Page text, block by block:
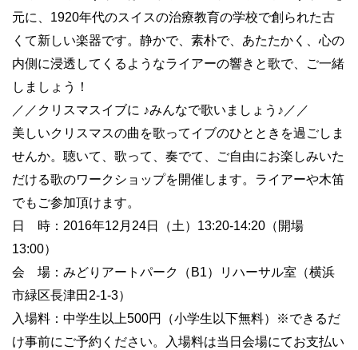
元に、 1920年代のスイスの治療教育の学校で創られた古
くて新しい楽器です。静かで、素朴で、あたたかく、心の
内側に浸透してくるようなライアーの響きと歌で、ご一緒
しましょう！
／／クリスマスイブに ♪みんなで歌いましょう♪／／
美しいクリスマスの曲を歌ってイブのひとときを過ごしま
せんか。聴いて、歌って、奏でて、ご自由にお楽しみいた
だける歌のワークショップを開催します。ライアーや木笛
でもご参加頂けます。
日 時： 2016年12 月 24日（土） 13:20-14:20 （開場
13:00）
会 場：みどりアートパーク（ B1）リハーサル室（横浜
市緑区長津田 2-1-3）
入場料：中学生以上500円（小学生以下無料）※できるだ
け事前にご予約ください。入場料は当日会場にてお支払い